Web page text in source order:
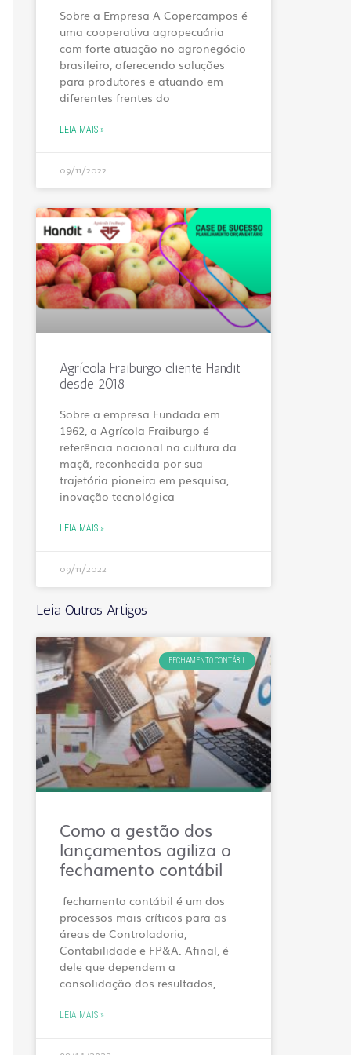
Sobre a Empresa A Copercampos é
uma cooperativa agropecuária
com forte atuação no agronegócio
brasileiro, oferecendo soluções
para produtores e atuando em
diferentes frentes do
LEIA MAIS »
09/11/2022
Agrícola Fraiburgo cliente Handit
desde 2018
Sobre a empresa Fundada em
1962, a Agrícola Fraiburgo é
referência nacional na cultura da
maçã, reconhecida por sua
trajetória pioneira em pesquisa,
inovação tecnológica
LEIA MAIS »
09/11/2022
Leia Outros Artigos
FECHAMENTO CONTÁBIL
Como a gestão dos
lançamentos agiliza o
fechamento contábil
fechamento contábil é um dos
processos mais críticos para as
áreas de Controladoria,
Contabilidade e FP&A. Afinal, é
dele que dependem a
consolidação dos resultados,
LEIA MAIS »